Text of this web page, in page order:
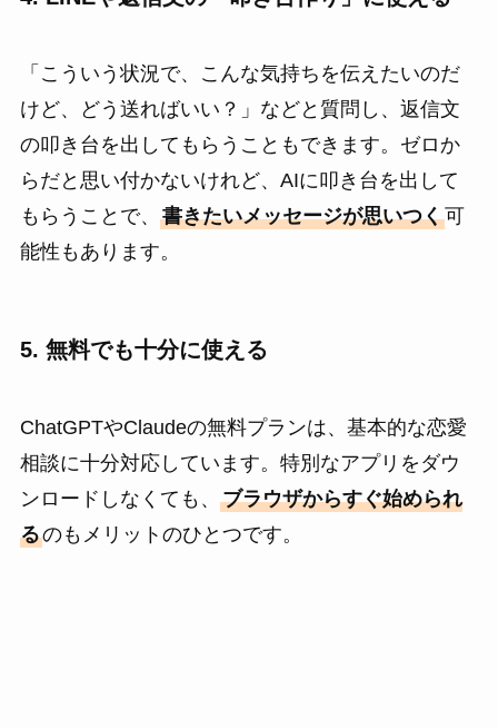
「こういう状況で、こんな気持ちを伝えたいのだ
けど、どう送ればいい？」などと質問し、返信文
の叩き台を出してもらうこともできます。ゼロか
らだと思い付かないけれど、AIに叩き台を出して
もらうことで、 書きたいメッセージが思いつく可
能性もあります。
5. 無料でも十分に使える
ChatGPTやClaudeの無料プランは、基本的な恋愛
相談に十分対応しています。特別なアプリをダウ
ンロードしなくても、 ブラウザからすぐ始められ
るのもメリットのひとつです。